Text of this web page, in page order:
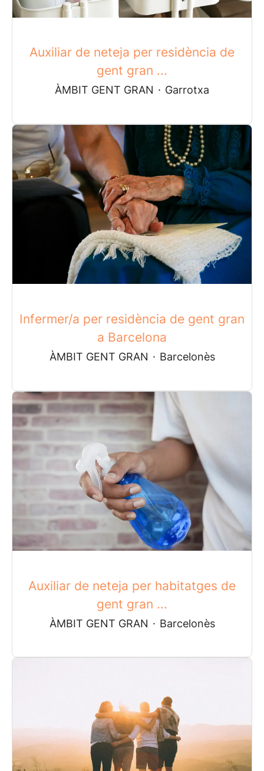
Auxiliar de neteja per residència de
gent gran ...
ÀMBIT GENT GRAN · Garrotxa
Infermer/a per residència de gent gran
a Barcelona
ÀMBIT GENT GRAN · Barcelonès
Auxiliar de neteja per habitatges de
gent gran ...
ÀMBIT GENT GRAN · Barcelonès